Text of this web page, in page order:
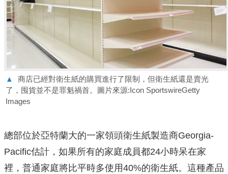
▲
商店已經對衛生紙的購買進行了限制，但衛生紙還是賣光
了，囤貨並不是罪魁禍首。圖片來源:Icon SportswireGetty
Images
總部位於亞特蘭大的一家領頭衛生紙製造商Georgia-
Pacific估計，如果所有的家庭成員都24小時呆在家
裡，普通家庭將比平時多使用40%的衛生紙。這種產品